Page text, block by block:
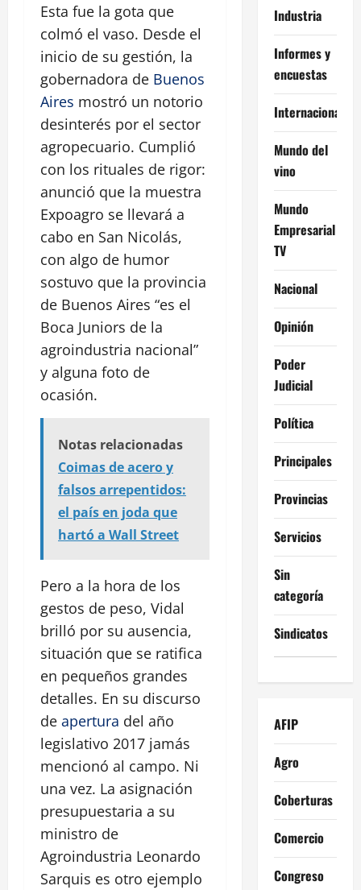
Esta fue la gota que
colmó el vaso. Desde el
inicio de su gestión, la
gobernadora de Buenos
Aires mostró un notorio
desinterés por el sector
agropecuario. Cumplió
con los rituales de rigor:
anunció que la muestra
Expoagro se llevará a
cabo en San Nicolás,
con algo de humor
sostuvo que la provincia
de Buenos Aires “es el
Boca Juniors de la
agroindustria nacional”
y alguna foto de
ocasión.
Notas relacionadas
Coimas de acero y
falsos arrepentidos:
el país en joda que
hartó a Wall Street
Pero a la hora de los
gestos de peso, Vidal
brilló por su ausencia,
situación que se ratifica
en pequeños grandes
detalles. En su discurso
de apertura del año
legislativo 2017 jamás
mencionó al campo. Ni
una vez. La asignación
presupuestaria a su
ministro de
Agroindustria Leonardo
Sarquis es otro ejemplo
Industria
Informes y
encuestas
Internacional
Mundo del
vino
Mundo
Empresarial
TV
Nacional
Opinión
Poder
Judicial
Política
Principales
Provincias
Servicios
Sin
categoría
Sindicatos
AFIP
Agro
Coberturas
Comercio
Congreso